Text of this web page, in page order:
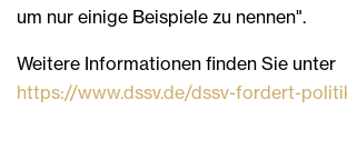
um nur einige Beispiele zu nennen".
Weitere Informationen finden Sie unter
https://www.dssv.de/dssv-fordert-